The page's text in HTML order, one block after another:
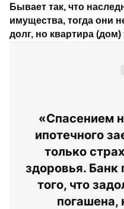
Бывает так, что
имущества, тогда они
долг, но квартира (дом)
«Спасением
ипотечного
только
здоровья. Банк
того, что
погашена,